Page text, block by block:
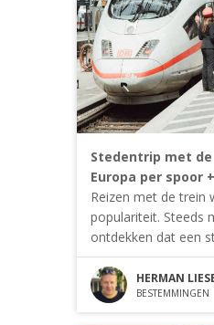
Stedentrip met
Europa per spoor
Reizen met de trein
populariteit. Steeds
ontdekken dat een
HERMAN
BESTEMMINGEN